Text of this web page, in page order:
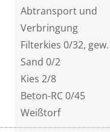
Abtransport und
Verbringung
Filterkies 0/32, gew.
Sand 0/2
Kies 2/8
Beton-RC 0/45
Weißtorf